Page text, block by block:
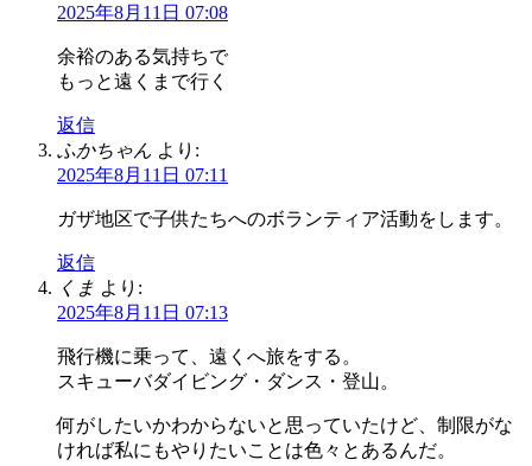
2025年8月11日 07:08
余裕のある気持ちで
もっと遠くまで行く
返信
ふかちゃん より:
2025年8月11日 07:11
ガザ地区で子供たちへのボランティア活動をします。
返信
くま より:
2025年8月11日 07:13
飛行機に乗って、遠くへ旅をする。
スキューバダイビング・ダンス・登山。
何がしたいかわからないと思っていたけど、制限がな
ければ私にもやりたいことは色々とあるんだ。